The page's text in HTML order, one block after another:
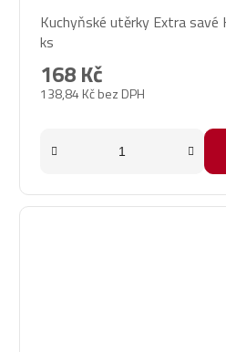
Kuchyňské utěrky Extra savé
ks
138,84 Kč bez DPH
168 Kč